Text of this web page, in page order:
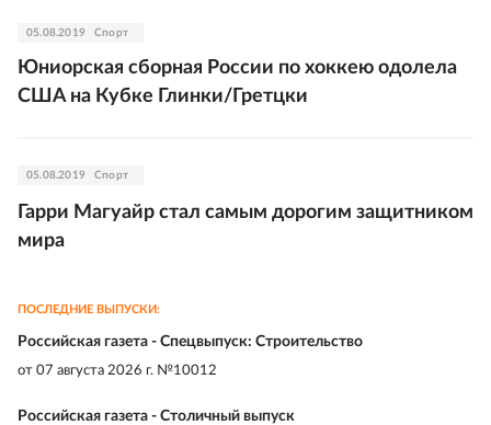
05.08.2019 Спорт
Юниорская сборная России по хоккею одолела
США на Кубке Глинки/Гретцки
05.08.2019 Спорт
Гарри Магуайр стал самым дорогим защитником
мира
ПОСЛЕДНИЕ ВЫПУСКИ:
Российская газета - Спецвыпуск: Строительство
от 07 августа 2026 г. №10012
Российская газета - Столичный выпуск